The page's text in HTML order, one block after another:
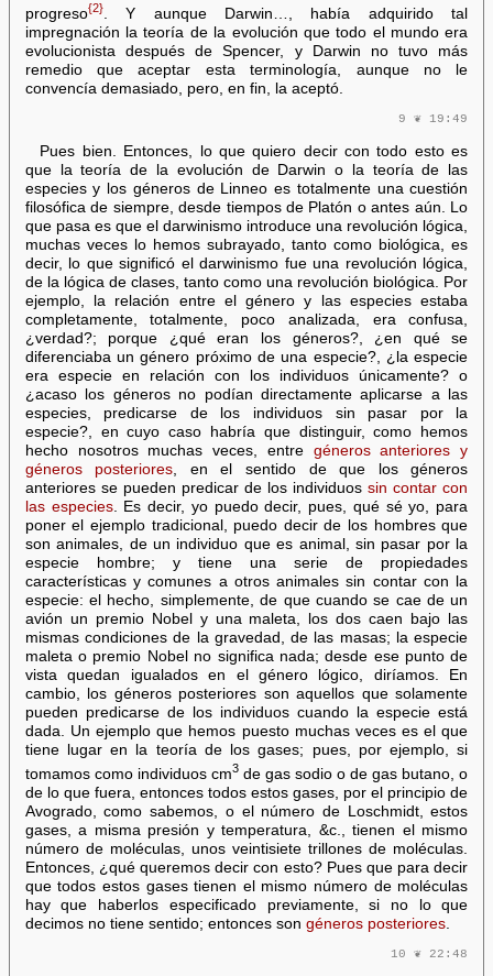
progreso{2}. Y aunque Darwin…, había adquirido tal
impregnación la teoría de la evolución que todo el mundo era
evolucionista después de Spencer, y Darwin no tuvo más
remedio que aceptar esta terminología, aunque no le
convencía demasiado, pero, en fin, la aceptó.
9 ❦ 19:49
Pues bien. Entonces, lo que quiero decir con todo esto es
que la teoría de la evolución de Darwin o la teoría de las
especies y los géneros de Linneo es totalmente una cuestión
filosófica de siempre, desde tiempos de Platón o antes aún. Lo
que pasa es que el darwinismo introduce una revolución lógica,
muchas veces lo hemos subrayado, tanto como biológica, es
decir, lo que significó el darwinismo fue una revolución lógica,
de la lógica de clases, tanto como una revolución biológica. Por
ejemplo, la relación entre el género y las especies estaba
completamente, totalmente, poco analizada, era confusa,
¿verdad?; porque ¿qué eran los géneros?, ¿en qué se
diferenciaba un género próximo de una especie?, ¿la especie
era especie en relación con los individuos únicamente? o
¿acaso los géneros no podían directamente aplicarse a las
especies, predicarse de los individuos sin pasar por la
especie?, en cuyo caso habría que distinguir, como hemos
hecho nosotros muchas veces, entre géneros anteriores y
géneros posteriores, en el sentido de que los géneros
anteriores se pueden predicar de los individuossin contar con
las especies. Es decir, yo puedo decir, pues, qué sé yo, para
poner el ejemplo tradicional, puedo decir de los hombres que
son animales, de un individuo que es animal, sin pasar por la
especie hombre; y tiene una serie de propiedades
características y comunes a otros animales sin contar con la
especie: el hecho, simplemente, de que cuando se cae de un
avión un premio Nobel y una maleta, los dos caen bajo las
mismas condiciones de la gravedad, de las masas; la especie
maleta o premio Nobel no significa nada; desde ese punto de
vista quedan igualados en el género lógico, diríamos. En
cambio, los géneros posteriores son aquellos que solamente
pueden predicarse de los individuos cuando la especie está
dada. Un ejemplo que hemos puesto muchas veces es el que
tiene lugar en la teoría de los gases; pues, por ejemplo, si
tomamos como individuos cm3de gas sodio o de gas butano, o
de lo que fuera, entonces todos estos gases, por el principio de
Avogrado, como sabemos, o el número de Loschmidt, estos
gases, a misma presión y temperatura, &c., tienen el mismo
número de moléculas, unos veintisiete trillones de moléculas.
Entonces, ¿qué queremos decir con esto? Pues que para decir
que todos estos gases tienen el mismo número de moléculas
hay que haberlos especificado previamente, si no lo que
decimos no tiene sentido; entonces son géneros posteriores.
10 ❦ 22:48